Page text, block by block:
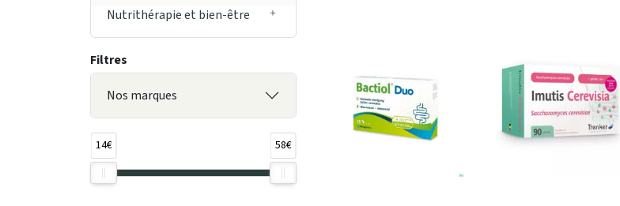
Nutrithérapie et bien-être
Filtres
Nos marques
14€ 58€